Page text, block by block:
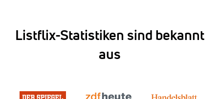
Listflix-Statistiken sind bekannt
aus